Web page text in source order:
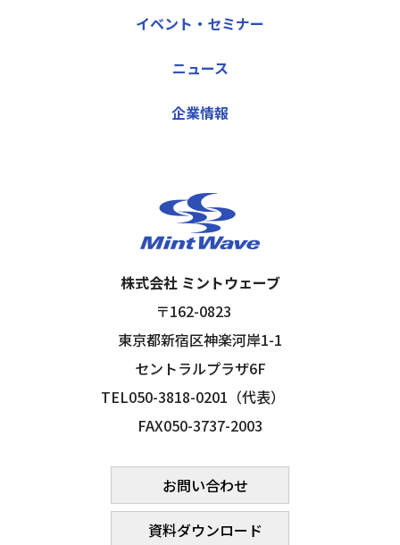
イベント・セミナー
ニュース
企業情報
株式会社 ミントウェーブ
〒162-0823
東京都新宿区神楽河岸1-1
セントラルプラザ6F
TEL050-3818-0201（代表）
FAX050-3737-2003
お問い合わせ
資料ダウンロード